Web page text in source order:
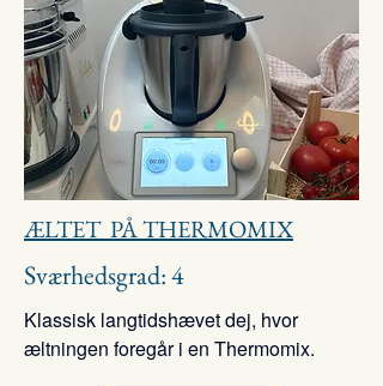
ÆLTET PÅ THERMOMIX
Sværhedsgrad: 4
Klassisk langtidshævet dej, hvor
æltningen foregår i en Thermomix.